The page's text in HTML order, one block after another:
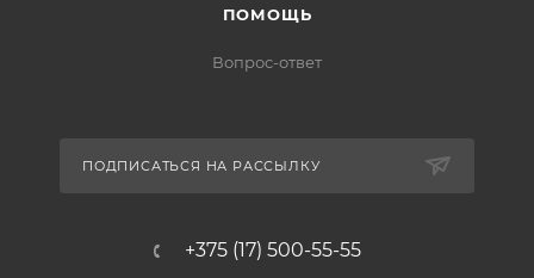
ПОМОЩЬ
Вопрос-ответ
ПОДПИСАТЬСЯ НА РАССЫЛКУ
+375 (17) 500-55-55